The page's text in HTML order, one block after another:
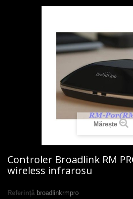
Mărește
Controler Broadlink RM
wireless infrarosu
Referință broadlinkrmpro